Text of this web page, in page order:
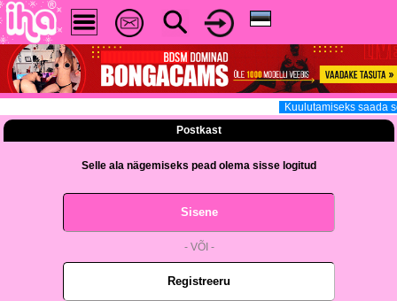
Kuulutamiseks saada
Postkast
Selle ala nägemiseks pead olema sisse logitud
Sisene
- VÕI -
Registreeru